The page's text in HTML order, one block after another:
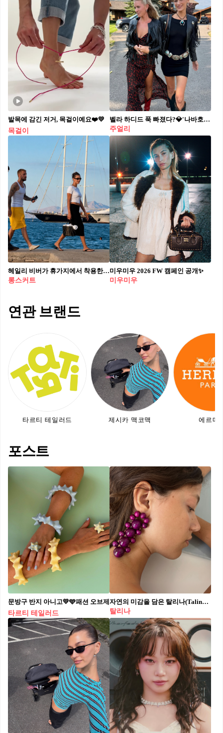
발목에 감긴 저거, 목걸이예요❤️💛
목걸이
벨라 하디드 푹 빠졌다?💎'나바호' 주얼리
주얼리
헤일리 비버가 휴가지에서 착용한 ALFIE의 블랙 튜브 스커트가 품절되며 다시 한번 화제✨
롱스커트
미우미우 2026 FW 캠페인 공개✨
미우미우
연관 브랜드
타르티 테일러드 제시카 맥코맥 에르메
포스트
문방구 반지 아니고💛🩵패션 오브제
타르티 테일러드
자연의 미감을 담은 탈리나(Talina)🫧
탈리나